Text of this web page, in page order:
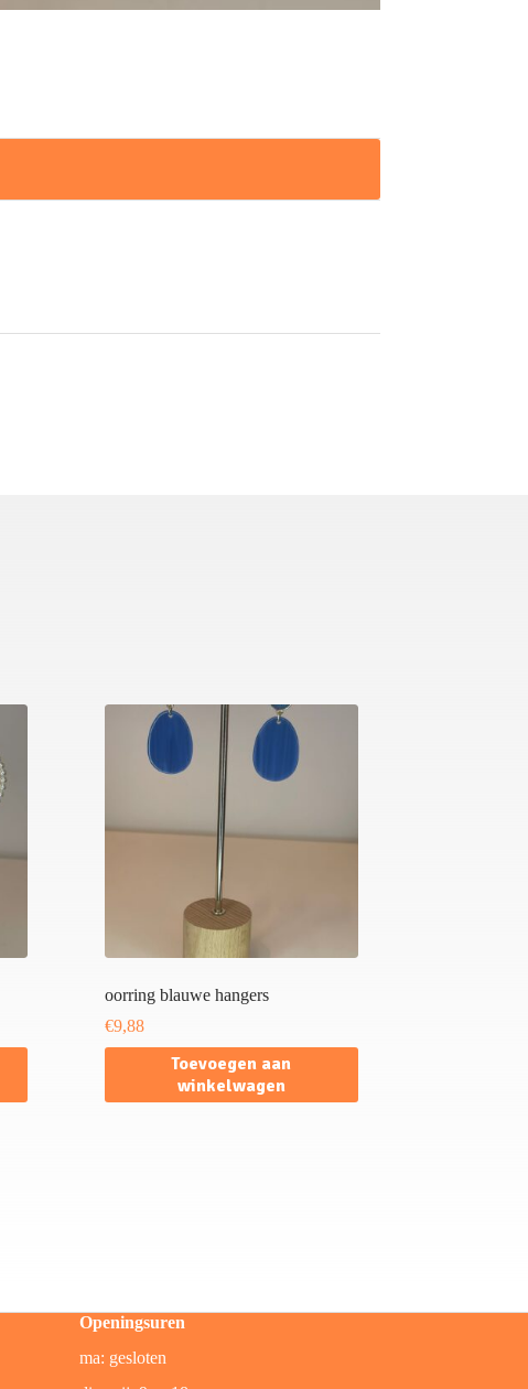
oorring blauwe hangers
€9,88
Toevoegen aan
winkelwagen
Openingsuren
ma: gesloten